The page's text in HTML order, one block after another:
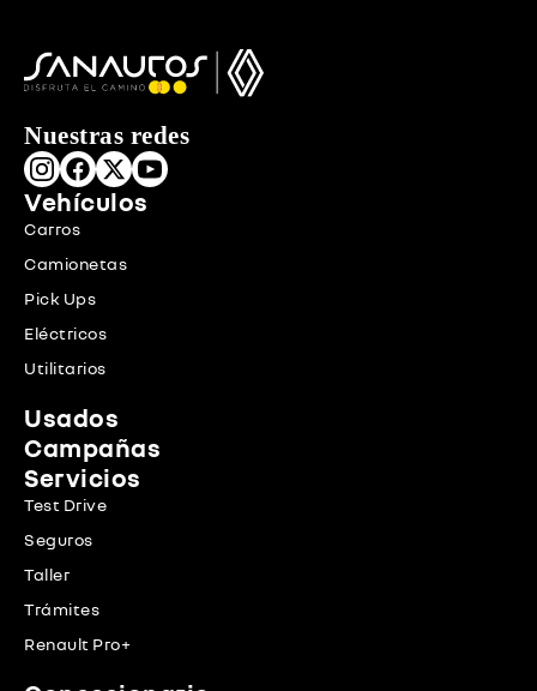
Nuestras redes
Vehículos
Carros
Camionetas
Pick Ups
Eléctricos
Utilitarios
Usados
Campañas
Servicios
Test Drive
Seguros
Taller
Trámites
Renault Pro+